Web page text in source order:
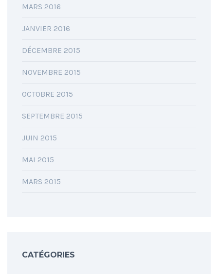
MARS 2016
JANVIER 2016
DÉCEMBRE 2015
NOVEMBRE 2015
OCTOBRE 2015
SEPTEMBRE 2015
JUIN 2015
MAI 2015
MARS 2015
CATÉGORIES